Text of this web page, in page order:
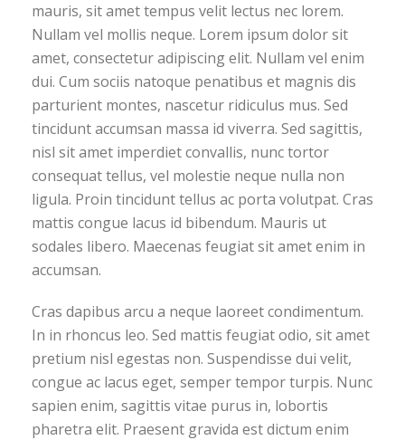
mauris, sit amet tempus velit lectus nec lorem.
Nullam vel mollis neque. Lorem ipsum dolor sit
amet, consectetur adipiscing elit. Nullam vel enim
dui. Cum sociis natoque penatibus et magnis dis
parturient montes, nascetur ridiculus mus. Sed
tincidunt accumsan massa id viverra. Sed sagittis,
nisl sit amet imperdiet convallis, nunc tortor
consequat tellus, vel molestie neque nulla non
ligula. Proin tincidunt tellus ac porta volutpat. Cras
mattis congue lacus id bibendum. Mauris ut
sodales libero. Maecenas feugiat sit amet enim in
accumsan.
Cras dapibus arcu a neque laoreet condimentum.
In in rhoncus leo. Sed mattis feugiat odio, sit amet
pretium nisl egestas non. Suspendisse dui velit,
congue ac lacus eget, semper tempor turpis. Nunc
sapien enim, sagittis vitae purus in, lobortis
pharetra elit. Praesent gravida est dictum enim